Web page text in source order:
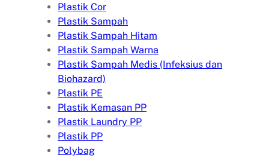
Plastik Cor
Plastik Sampah
Plastik Sampah Hitam
Plastik Sampah Warna
Plastik Sampah Medis (Infeksius dan
Biohazard)
Plastik PE
Plastik Kemasan PP
Plastik Laundry PP
Plastik PP
Polybag